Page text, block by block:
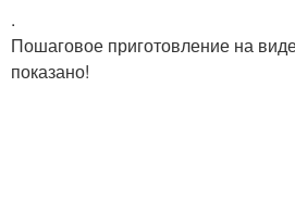
.
Пошаговое приготовление на
показано!